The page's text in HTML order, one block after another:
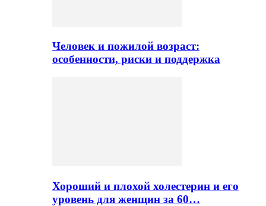
Человек и пожилой возраст:
особенности, риски и поддержка
Хороший и плохой холестерин и его
уровень для женщин за 60…